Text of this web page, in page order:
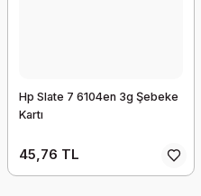
Hp Slate 7 6104en 3g Şebeke
Kartı
45,76 TL